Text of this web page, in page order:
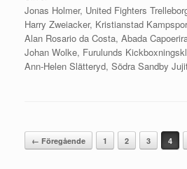
Jonas Holmer, United Fighters
Harry Zweiacker, Kristianstad
Alan Rosario da Costa, Abada
Johan Wolke, Furulunds
Ann-Helen Slätteryd, Södra Sandby
Post navigation
← Föregående 1 2 3 4